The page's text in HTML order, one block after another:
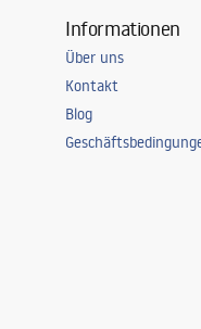
Informationen
Über uns
Kontakt
Blog